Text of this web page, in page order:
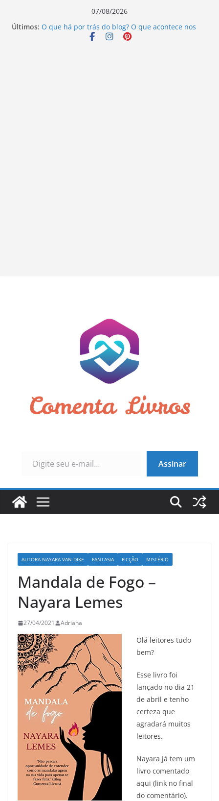
07/08/2026
Últimos: O que há por trás do blog? O que acontece nos
Assinar
AUTORA NAYARA VAN DIKE FANTASIA FICÇÃO MISTÉRIO
Mandala de Fogo –
Nayara Lemes
27/04/2021 Adriana
Olá leitores tudo
bem?
Esse livro foi
lançado no dia 21
de abril e tenho
certeza que
agradará muitos
leitores.
Nayara já tem um
livro comentado
aqui (link no final
do comentário).